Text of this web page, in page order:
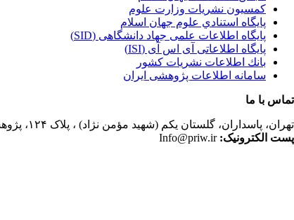
کمسیون نشریات وزارت علوم
پايگاه استنادي علوم جهان اسلام
پایگاه اطلاعات علمی جهاد دانشگاهی (SID)
پایگاه اطلاعاتی آی اس آی (ISI)
بانك اطلاعات نشريات كشور
سامانه اطلاعات پژوهشی ایران
تماس با ما
تهران، پاسداران، گلستان یکم (شهید مؤمن نژاد) ، پلاک ۱۲۴، پژوهشکده مطالعات فرهنگی و اجتماعی، ساختمان کتابخانه، دفتر انجمن مطالعات جهان اسلام، فصلنامه پژوهشهای سیاسی جهان اسلام
پست الکترونیک:Info@priw.ir